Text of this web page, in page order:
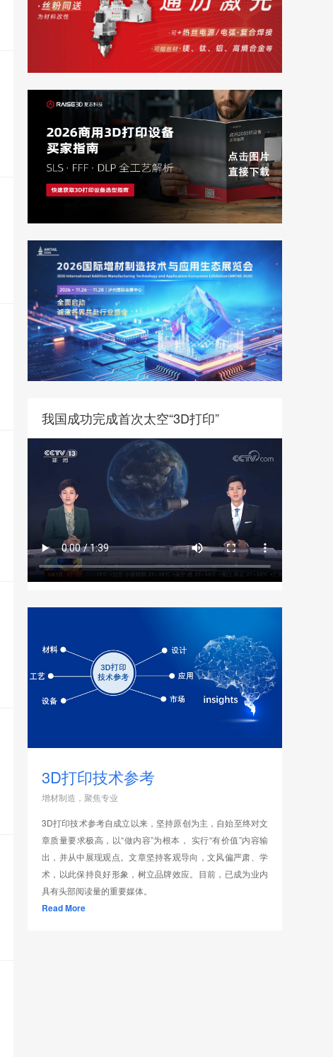
我国成功完成首次太空“3D打印”
3D打印技术参考
增材制造，聚焦专业
3D打印技术参考自成立以来，坚持原创为主，自始至终对文
章质量要求极高，以“做内容”为根本， 实行“有价值”内容输
出，并从中展现观点。文章坚持客观导向，文风偏严肃、学
术，以此保持良好形象，树立品牌效应。目前，已成为业内
具有头部阅读量的重要媒体。
Read More